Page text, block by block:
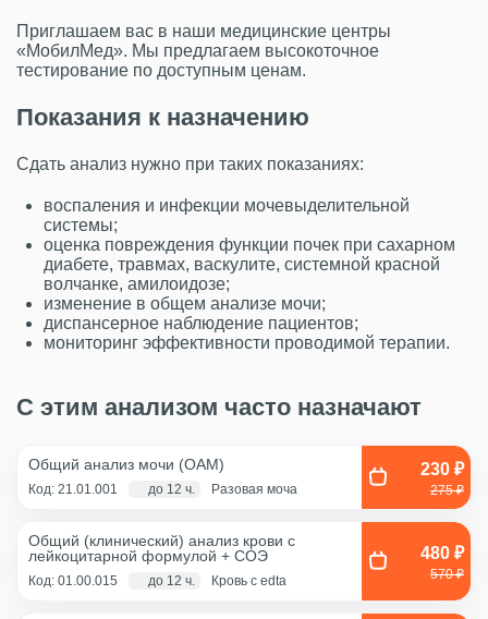
Приглашаем вас в наши медицинские центры
«МобилМед». Мы предлагаем высокоточное
тестирование по доступным ценам.
Показания к назначению
Сдать анализ нужно при таких показаниях:
воспаления и инфекции мочевыделительной
системы;
оценка повреждения функции почек при сахарном
диабете, травмах, васкулите, системной красной
волчанке, амилоидозе;
изменение в общем анализе мочи;
диспансерное наблюдение пациентов;
мониторинг эффективности проводимой терапии.
С этим анализом часто назначают
Общий анализ мочи (ОАМ)
Код: 21.01.001 до 12 ч. Разовая моча
230 ₽
275 ₽
Общий (клинический) анализ крови с
лейкоцитарной формулой + COЭ
Код: 01.00.015 до 12 ч. Кровь с edta
480 ₽
570 ₽